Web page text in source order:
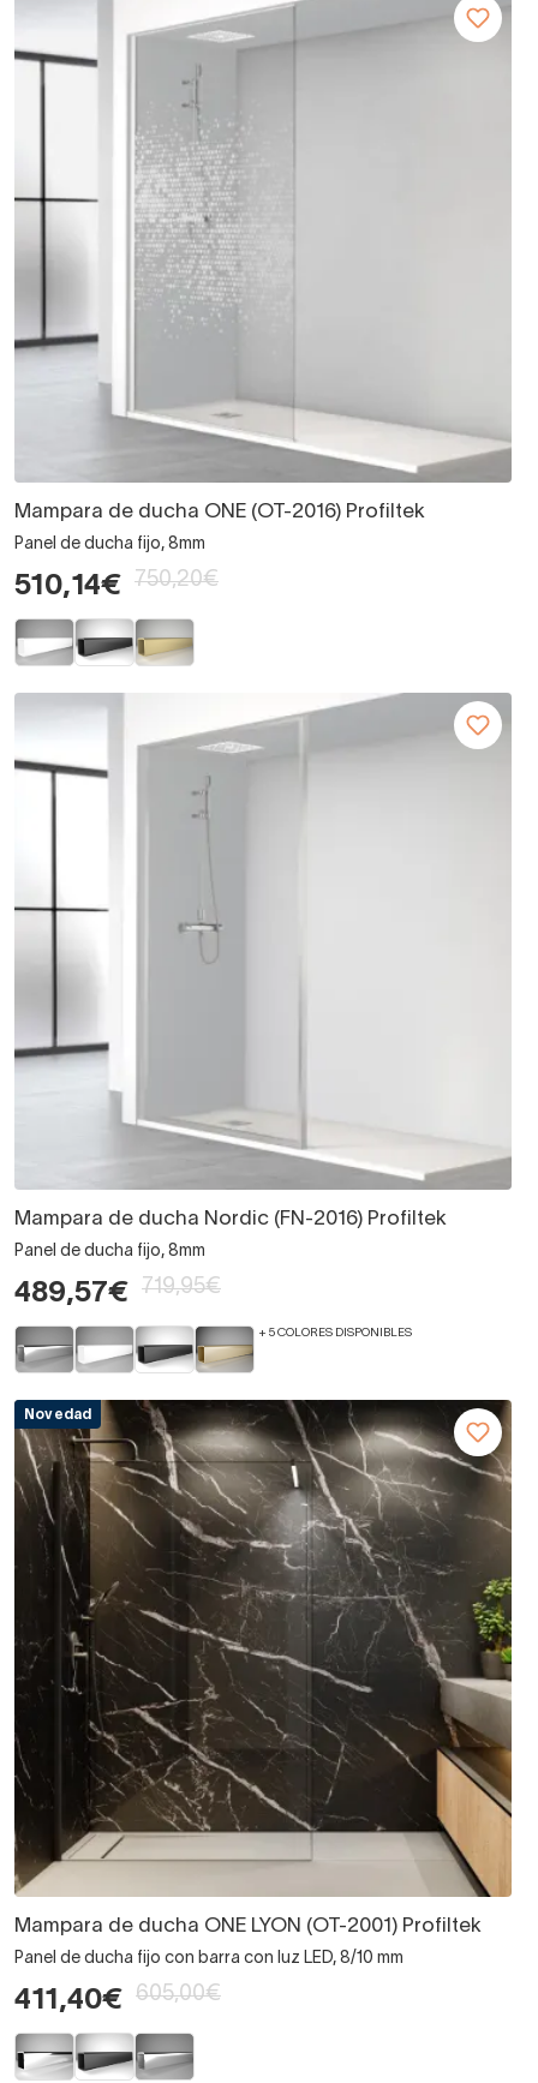
Mampara de ducha ONE (OT-2016) Profiltek
Panel de ducha fijo, 8mm
510,14€ 750,20€
Mampara de ducha Nordic (FN-2016) Profiltek
Panel de ducha fijo, 8mm
489,57€ 719,95€
+ 5 COLORES DISPONIBLES
Novedad
Mampara de ducha ONE LYON (OT-2001) Profiltek
Panel de ducha fijo con barra con luz LED, 8/10 mm
411,40€ 605,00€